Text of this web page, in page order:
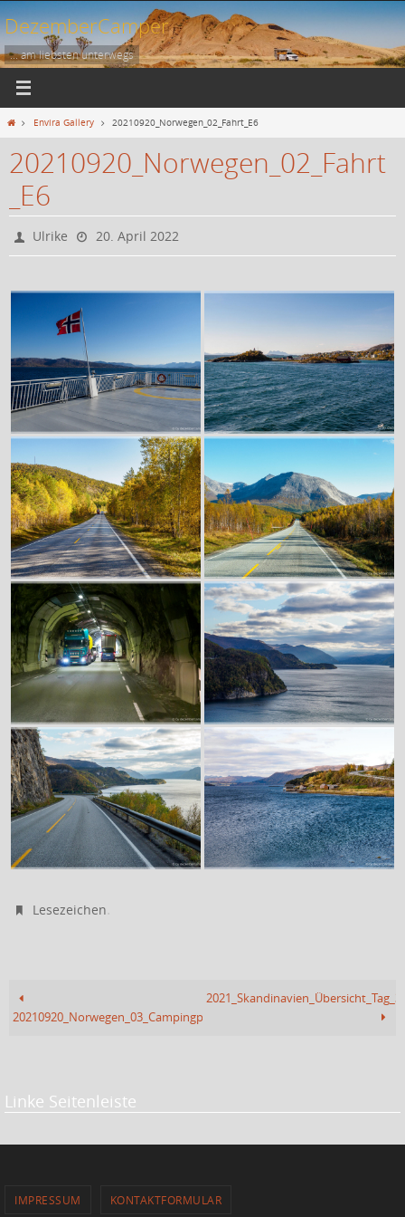
Zum
Inhalt
springen
DezemberCamper
... am liebsten unterwegs
StartEnvira Gallery 20210920_Norwegen_02_Fahrt_E6
20210920_Norwegen_02_Fahrt
_E6
Ulrike 20. April 2022
Lesezeichen.
20210920_Norwegen_03_Campingplatz_Rognan
Linke Seitenleiste
IMPRESSUM KONTAKTFORMULAR